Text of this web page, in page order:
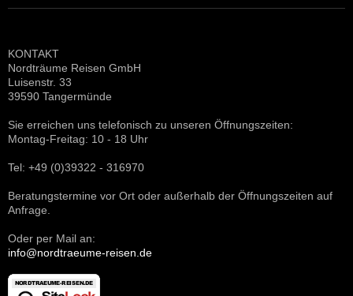
KONTAKT
Nordträume Reisen GmbH
Luisenstr. 33
39590 Tangermünde
Sie erreichen uns telefonisch zu unseren Öffnungszeiten:
Montag-Freitag: 10 - 18 Uhr
Tel: +49 (0)39322 - 316970
Beratungstermine vor Ort oder außerhalb der Öffnungszeiten auf
Anfrage.
Oder per Mail an:
info@nordtraeume-reisen.de